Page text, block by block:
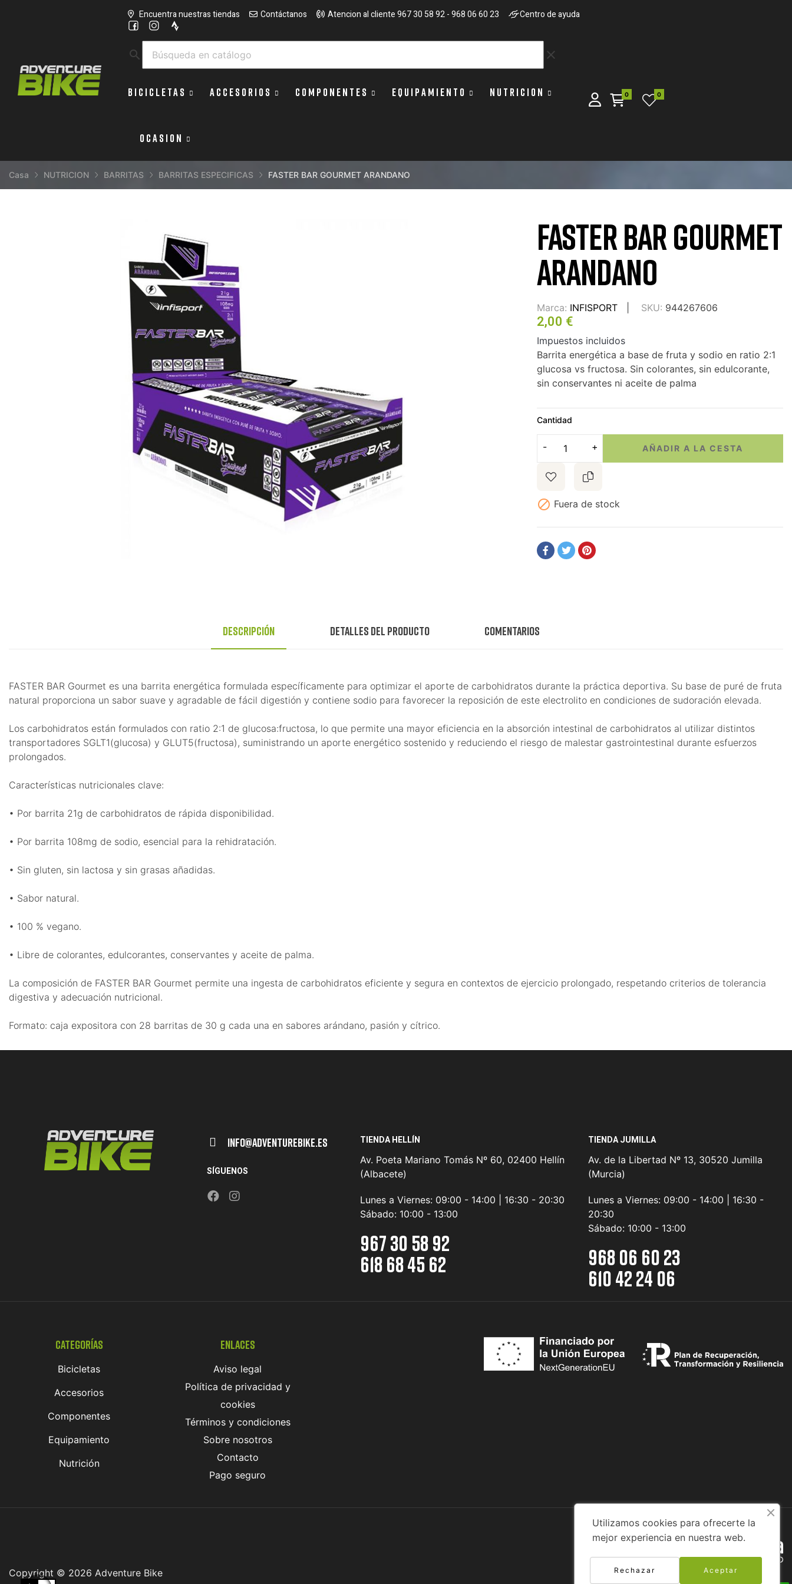
Encuentra nuestras tiendas Contáctanos Atencion al cliente 967 30 58 92 - 968 06 60 23 Centro de ayuda
search clear
BICICLETAS ACCESORIOS COMPONENTES EQUIPAMIENTO NUTRICION
OCASION
0 0
Casa NUTRICION BARRITAS BARRITAS ESPECIFICAS FASTER BAR GOURMET ARANDANO
FASTER BAR GOURMET
ARANDANO
Marca: INFISPORT SKU: 944267606
2,00 €
Impuestos incluidos
Barrita energética a base de fruta y sodio en ratio 2:1
glucosa vs fructosa. Sin colorantes, sin edulcorante,
sin conservantes ni aceite de palma
Cantidad
AÑADIR A LA CESTA
 Fuera de stock
Descripción Detalles del producto Comentarios
FASTER BAR Gourmet es una barrita energética formulada específicamente para optimizar el aporte de carbohidratos durante la práctica deportiva. Su base de puré de fruta
natural proporciona un sabor suave y agradable de fácil digestión y contiene sodio para favorecer la reposición de este electrolito en condiciones de sudoración elevada.
Los carbohidratos están formulados con ratio 2:1 de glucosa:fructosa, lo que permite una mayor eficiencia en la absorción intestinal de carbohidratos al utilizar distintos
transportadores SGLT1(glucosa) y GLUT5(fructosa), suministrando un aporte energético sostenido y reduciendo el riesgo de malestar gastrointestinal durante esfuerzos
prolongados.
Características nutricionales clave:
• Por barrita 21g de carbohidratos de rápida disponibilidad.
• Por barrita 108mg de sodio, esencial para la rehidratación.
• Sin gluten, sin lactosa y sin grasas añadidas.
• Sabor natural.
• 100 % vegano.
• Libre de colorantes, edulcorantes, conservantes y aceite de palma.
La composición de FASTER BAR Gourmet permite una ingesta de carbohidratos eficiente y segura en contextos de ejercicio prolongado, respetando criterios de tolerancia
digestiva y adecuación nutricional.
Formato: caja expositora con 28 barritas de 30 g cada una en sabores arándano, pasión y cítrico.
Info@adventurebike.es
SÍGUENOS
TIENDA HELLÍN
Av. Poeta Mariano Tomás Nº 60, 02400 Hellín
(Albacete)
Lunes a Viernes: 09:00 - 14:00 | 16:30 - 20:30
Sábado: 10:00 - 13:00
967 30 58 92
618 68 45 62
TIENDA JUMILLA
Av. de la Libertad Nº 13, 30520 Jumilla
(Murcia)
Lunes a Viernes: 09:00 - 14:00 | 16:30 -
20:30
Sábado: 10:00 - 13:00
968 06 60 23
610 42 24 06
Categorías
Bicicletas
Accesorios
Componentes
Equipamiento
Nutrición
Enlaces
Aviso legal
Política de privacidad y
cookies
Términos y condiciones
Sobre nosotros
Contacto
Pago seguro
Copyright © 2026 Adventure Bike
Utilizamos cookies para ofrecerte la
mejor experiencia en nuestra web.
Aceptar
Rechazar